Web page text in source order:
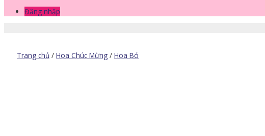
Đăng nhập
Trang chủ / Hoa Chúc Mừng / Hoa Bó